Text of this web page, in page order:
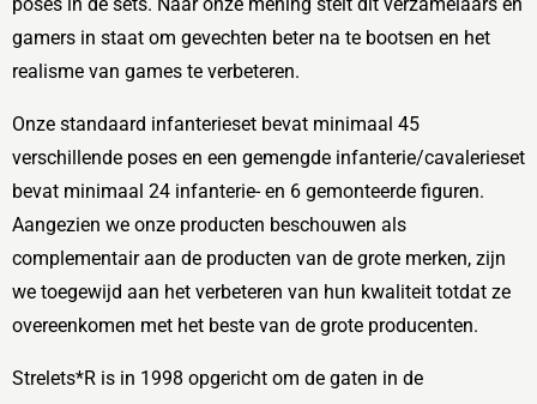
gamers in staat om gevechten beter na te bootsen en het
realisme van games te verbeteren.
Onze standaard infanterieset bevat minimaal 45
verschillende poses en een gemengde infanterie/cavalerieset
bevat minimaal 24 infanterie- en 6 gemonteerde figuren.
Aangezien we onze producten beschouwen als
complementair aan de producten van de grote merken, zijn
we toegewijd aan het verbeteren van hun kwaliteit totdat ze
overeenkomen met het beste van de grote producenten.
Strelets*R is in 1998 opgericht om de gaten in de